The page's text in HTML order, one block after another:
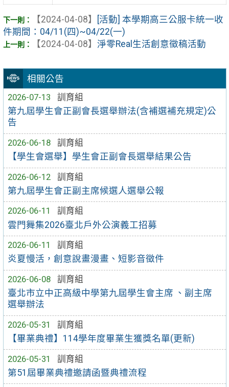
相關公告
2026-07-13
訓育組
第九屆學生會正副會長選舉辦法(含補選補充規定)公
告
2026-06-18
訓育組
【學生會選舉】學生會正副會長選舉結果公告
2026-06-12
訓育組
第九屆學生會正副主席候選人選舉公報
2026-06-11
訓育組
雲門舞集2026臺北戶外公演義工招募
2026-06-11
訓育組
炎夏慢活，創意說畫漫畫、短影音徵件
2026-06-08
訓育組
臺北市立中正高級中學第九屆學生會主席 、副主席
選舉辦法
2026-05-31
訓育組
【畢業典禮】114學年度畢業生獲獎名單(更新)
2026-05-31
訓育組
第51屆畢業典禮邀請函暨典禮流程
【2024-04-08】
[活動] 本學期高三公服卡統一收
件期間：04/11(四)~04/22(一)
【2024-04-08】 淨零Real生活創意徵稿活動